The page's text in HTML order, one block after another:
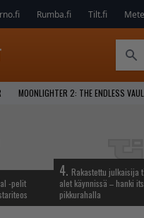
Rumba.fi Tilt.fi
MOONLIGHTER 2: THE ENDLESS
-pelit
4. Rakastettu julkaisija
alet käynnissä – hanki
pikkurahalla